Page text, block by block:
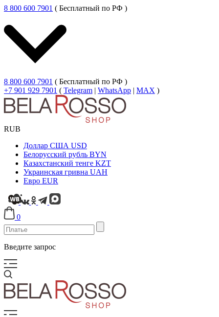
8 800 600 7901 ( Бесплатный по РФ )
8 800 600 7901 ( Бесплатный по РФ )
+7 901 929 7901 ( Telegram | WhatsApp | MAX )
RUB
Доллар США USD
Белорусский рубль BYN
Казахстанский тенге KZT
Украинская гривна UAH
Евро EUR
0
Введите запрос